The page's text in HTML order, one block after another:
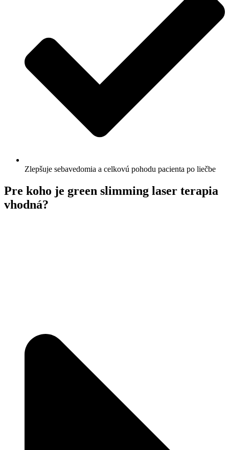
Zlepšuje sebavedomia a celkovú pohodu pacienta po liečbe
Pre koho je green slimming laser terapia
vhodná?